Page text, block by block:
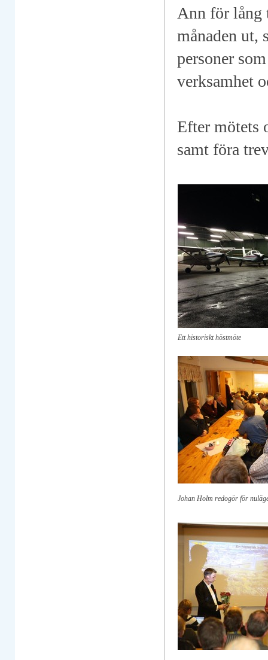
Ann för lång
månaden ut,
personer
verksamhet
Efter mötets
samt föra
Ett historiskt höstmöte
Johan Holm redogör för